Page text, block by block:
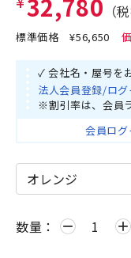
（
標準価格¥56,650
✓ 会社名・屋号を
法人会員登録/ログ
※割引率は、会員
会員ログ
数量： remove add